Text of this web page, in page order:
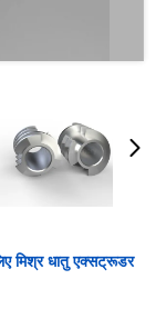
मिश्र धातु एक्सट्रूडर